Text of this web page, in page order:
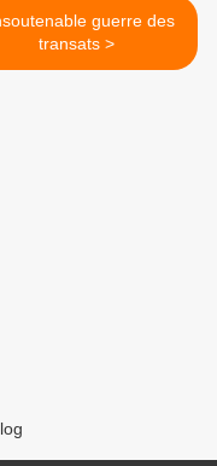
guerre des
transats >